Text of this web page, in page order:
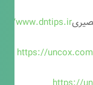
www.dntips.ir
https://uncox.com